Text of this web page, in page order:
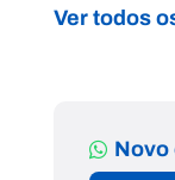
Ver todos
Novo